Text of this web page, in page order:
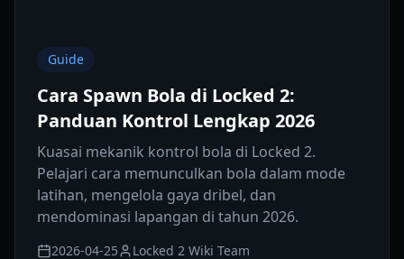
Guide
Cara Spawn Bola di Locked 2:
Panduan Kontrol Lengkap 2026
Kuasai mekanik kontrol bola di Locked 2.
Pelajari cara memunculkan bola dalam mode
latihan, mengelola gaya dribel, dan
mendominasi lapangan di tahun 2026.
2026-04-25 Locked 2 Wiki Team